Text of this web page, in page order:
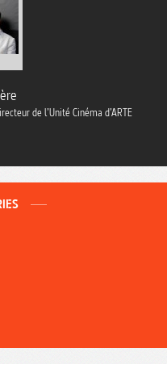
de l’Unité Cinéma d’ARTE